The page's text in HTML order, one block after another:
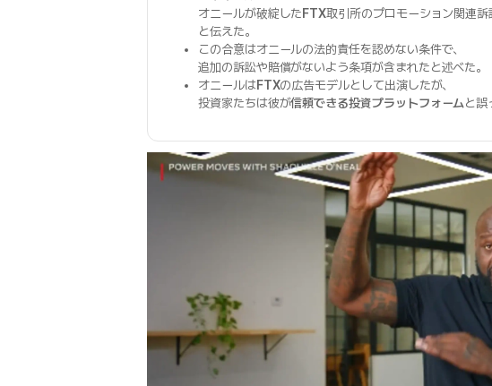
オニールが破綻したFTX取引所のプロモーション関連
と伝えた。
この合意はオニールの法的責任を認めない条件で、
追加の訴訟や賠償がないよう条項が含まれたと述べた。
オニールはFTXの広告モデルとして出演したが、
投資家たちは彼が信頼できる投資プラットフォームと誤